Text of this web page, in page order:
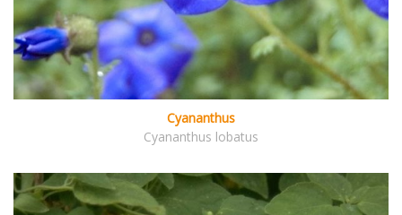
Cyananthus
Cyananthus lobatus